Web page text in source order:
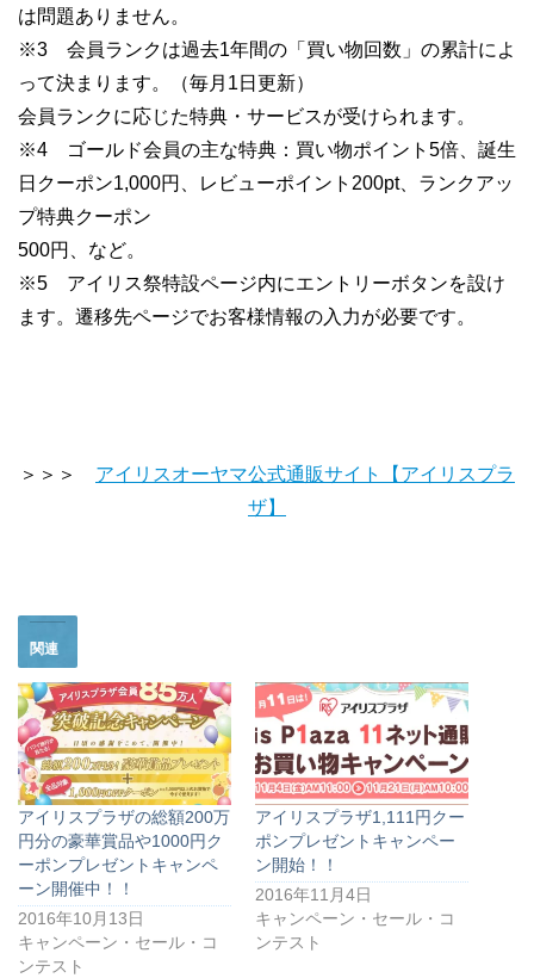
は問題ありません。
※3 会員ランクは過去1年間の「買い物回数」の累計によ
って決まります。（毎月1日更新）
会員ランクに応じた特典・サービスが受けられます。
※4 ゴールド会員の主な特典：買い物ポイント5倍、誕生
日クーポン1,000円、レビューポイント200pt、ランクアッ
プ特典クーポン
500円、など。
※5 アイリス祭特設ページ内にエントリーボタンを設け
ます。遷移先ページでお客様情報の入力が必要です。
＞＞＞ アイリスオーヤマ公式通販サイト【アイリスプラ
ザ】
関連
アイリスプラザの総額200万
円分の豪華賞品や1000円ク
ーポンプレゼントキャンペ
ーン開催中！！
2016年10月13日
キャンペーン・セール・コ
ンテスト
アイリスプラザ1,111円クー
ポンプレゼントキャンペー
ン開始！！
2016年11月4日
キャンペーン・セール・コ
ンテスト